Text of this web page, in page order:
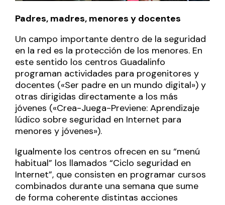
Padres, madres, menores y docentes
Un campo importante dentro de la seguridad
en la red es la protección de los menores. En
este sentido los centros Guadalinfo
programan actividades para progenitores y
docentes («Ser padre en un mundo digital») y
otras dirigidas directamente a los más
jóvenes («Crea-Juega-Previene: Aprendizaje
lúdico sobre seguridad en Internet para
menores y jóvenes»).
Igualmente los centros ofrecen en su “menú
habitual” los llamados “Ciclo seguridad en
Internet”, que consisten en programar cursos
combinados durante una semana que sume
de forma coherente distintas acciones